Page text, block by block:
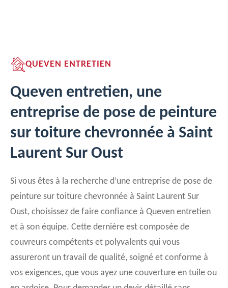
QUEVEN ENTRETIEN
Queven entretien, une
entreprise de pose de peinture
sur toiture chevronnée à Saint
Laurent Sur Oust
Si vous êtes à la recherche d’une entreprise de pose de
peinture sur toiture chevronnée à Saint Laurent Sur
Oust, choisissez de faire confiance à Queven entretien
et à son équipe. Cette dernière est composée de
couvreurs compétents et polyvalents qui vous
assureront un travail de qualité, soigné et conforme à
vos exigences, que vous ayez une couverture en tuile ou